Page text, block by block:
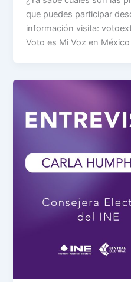
que puedes participar
información visita:
Voto es Mi Voz en México